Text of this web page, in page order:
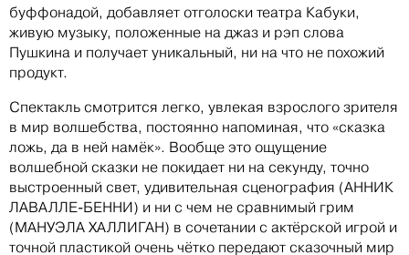
буффонадой, добавляет отголоски театра Кабуки,
живую музыку, положенные на джаз и рэп слова
Пушкина и получает уникальный, ни на что не похожий
продукт.
Спектакль смотрится легко, увлекая взрослого зрителя
в мир волшебства, постоянно напоминая, что «сказка
ложь, да в ней намёк». Вообще это ощущение
волшебной сказки не покидает ни на секунду, точно
выстроенный свет, удивительная сценография (АННИК
ЛАВАЛЛЕ-БЕННИ) и ни с чем не сравнимый грим
(МАНУЭЛА ХАЛЛИГАН) в сочетании с актёрской игрой и
точной пластикой очень чётко передают сказочный мир